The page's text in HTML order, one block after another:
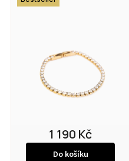
Abecedně
1 190 Kč
Do košíku